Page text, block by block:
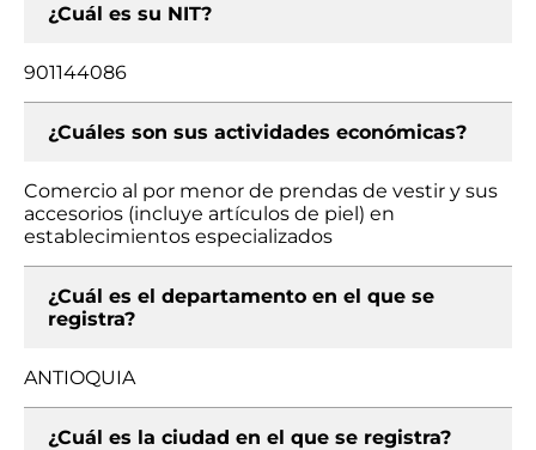
¿Cuál es su NIT?
901144086
¿Cuáles son sus actividades económicas?
Comercio al por menor de prendas de vestir y sus
accesorios (incluye artículos de piel) en
establecimientos especializados
¿Cuál es el departamento en el que se
registra?
ANTIOQUIA
¿Cuál es la ciudad en el que se registra?